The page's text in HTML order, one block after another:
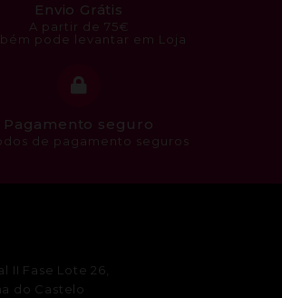
Envio Grátis
A partir de 75€
pode levantar em Loja
Pagamento seguro
de pagamento seguros
II Fase Lote 26,
do Castelo